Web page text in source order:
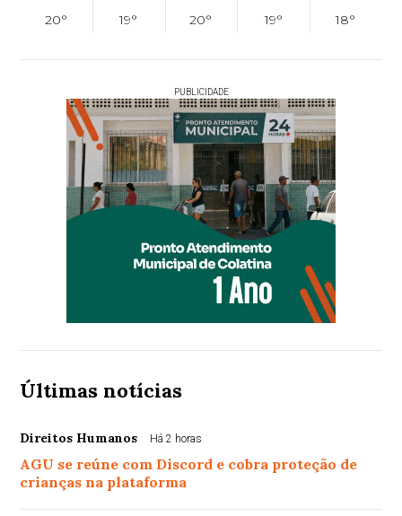
20°
19°
20°
19°
18°
PUBLICIDADE
Últimas notícias
Direitos Humanos Há 2 horas
AGU se reúne com Discord e cobra proteção de
crianças na plataforma